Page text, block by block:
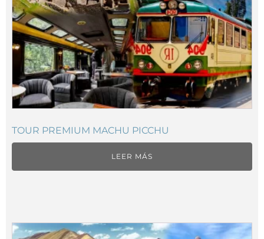
TOUR PREMIUM MACHU PICCHU
LEER MÁS